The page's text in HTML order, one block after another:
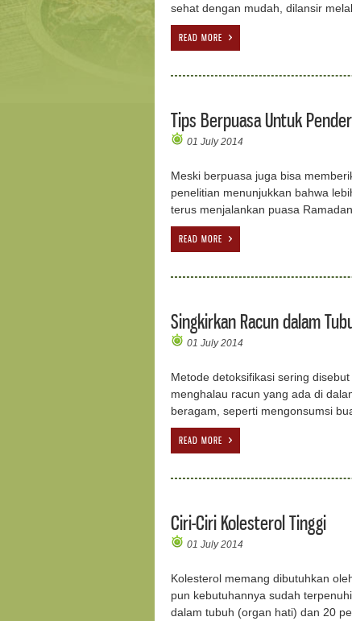
sehat dengan mudah, dilansir
READ MORE
Tips Berpuasa Untuk
01 July 2014
Meski berpuasa juga bisa
penelitian menunjukkan bahwa
terus menjalankan puasa Ramadan.
READ MORE
Singkirkan Racun dalam
01 July 2014
Metode detoksifikasi sering
menghalau racun yang ada di
beragam, seperti mengonsumsi
READ MORE
Ciri-Ciri Kolesterol Tinggi
01 July 2014
Kolesterol memang dibutuhkan
pun kebutuhannya sudah
dalam tubuh (organ hati) dan 20